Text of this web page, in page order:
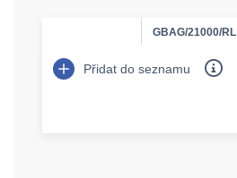
GBAG/21000/RL
Přidat do seznamu